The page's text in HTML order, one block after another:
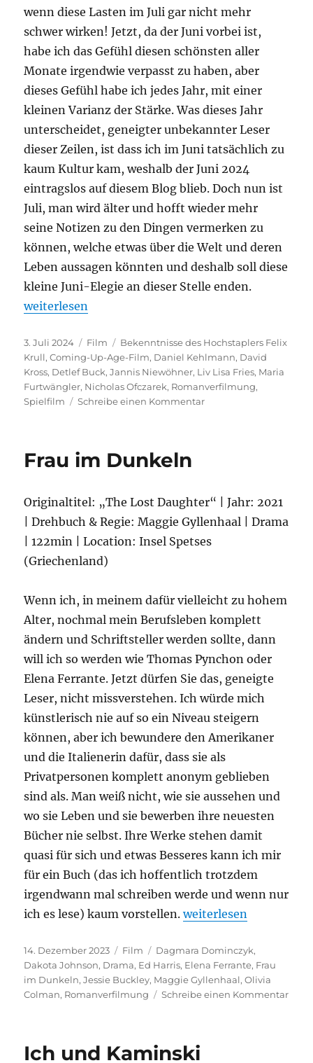
wenn diese Lasten im Juli gar nicht mehr
schwer wirken! Jetzt, da der Juni vorbei ist,
habe ich das Gefühl diesen schönsten aller
Monate irgendwie verpasst zu haben, aber
dieses Gefühl habe ich jedes Jahr, mit einer
kleinen Varianz der Stärke. Was dieses Jahr
unterscheidet, geneigter unbekannter Leser
dieser Zeilen, ist dass ich im Juni tatsächlich zu
kaum Kultur kam, weshalb der Juni 2024
eintragslos auf diesem Blog blieb. Doch nun ist
Juli, man wird älter und hofft wieder mehr
seine Notizen zu den Dingen vermerken zu
können, welche etwas über die Welt und deren
Leben aussagen könnten und deshalb soll diese
kleine Juni-Elegie an dieser Stelle enden.
„Bekenntnisse des Hochstaplers Felix Krull“
weiterlesen
Veröffentlicht
am
3. Juli 2024 Kategorien
Film Schlagwörter
Bekenntnisse des Hochstaplers Felix
Krull,Coming-Up-Age-Film, Daniel Kehlmann, David
Kross, Detlef Buck,Jannis Niewöhner, Liv Lisa Fries, Maria
Furtwängler, Nicholas Ofczarek, Romanverfilmung,
Spielfilm
Schreibe einen Kommentarzu
Frau im Dunkeln
Originaltitel: „The Lost Daughter“ | Jahr: 2021
| Drehbuch & Regie: Maggie Gyllenhaal | Drama
| 122min | Location: Insel Spetses
(Griechenland)
Wenn ich, in meinem dafür vielleicht zu hohem
Alter, nochmal mein Berufsleben komplett
ändern und Schriftsteller werden sollte, dann
will ich so werden wie Thomas Pynchon oder
Elena Ferrante. Jetzt dürfen Sie das, geneigte
Leser, nicht missverstehen. Ich würde mich
künstlerisch nie auf so ein Niveau steigern
können, aber ich bewundere den Amerikaner
und die Italienerin dafür, dass sie als
Privatpersonen komplett anonym geblieben
sind als. Man weiß nicht, wie sie aussehen und
wo sie Leben und sie bewerben ihre neuesten
Bücher nie selbst. Ihre Werke stehen damit
quasi für sich und etwas Besseres kann ich mir
für ein Buch (das ich hoffentlich trotzdem
irgendwann mal schreiben werde und wenn nur
ich es lese) kaum vorstellen.„Frau im Dunkeln“
weiterlesen
Veröffentlicht
am
14. Dezember 2023 Kategorien
Film Schlagwörter
Dagmara Dominczyk,
Dakota Johnson, Drama, Ed Harris, Elena Ferrante, Frau
im Dunkeln,Jessie Buckley, Maggie Gyllenhaal,Olivia
Colman, Romanverfilmung Schreibe einen Kommentarzu
Ich und Kaminski